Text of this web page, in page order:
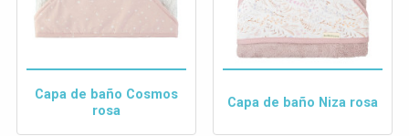
Capa de baño Cosmos
rosa
Capa de baño Niza rosa